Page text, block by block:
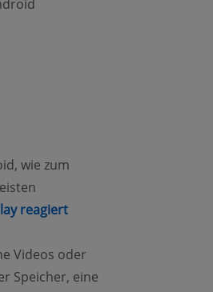
wie zum
reagiert
Videos oder
Speicher, eine